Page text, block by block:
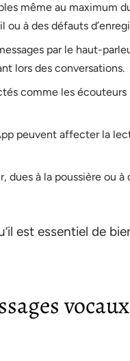
même au maximum
ou à des défauts
par le haut-
lors des conversations.
comme les
peuvent affecter la
dues à la poussière ou à
est essentiel de
vocaux